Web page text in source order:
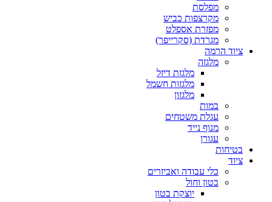
מפלסת
מקרצפות כביש
מפזרת אספלט
מגרדת (סקרייפר)
ציוד הרמה
מלגזה
מלגזת דיזל
מלגזות חשמל
מלגזון
במות
עגלת משטחים
מנוף נייד
עגורן
בטיחות
ציוד
כלי עבודה ואביזרים
בטון וחול
יוצקת בטון